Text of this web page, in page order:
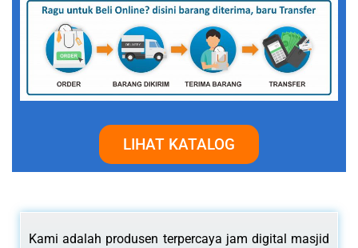
LIHAT KATALOG
Kami adalah produsen terpercaya jam digital masjid